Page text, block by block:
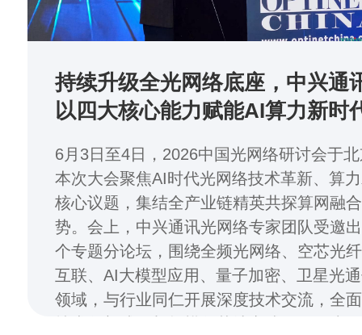
持续升级全光网络底座，中兴通
以四大核心能力赋能AI算力新时
6月3日至4日，2026中国光网络研讨会于
本次大会聚焦AI时代光网络技术革新、算
核心议题，集结全产业链精英共探算网融
势。会上，中兴通讯光网络专家团队受邀
个专题分论坛，围绕全频光网络、空芯光
互联、AI大模型应用、量子加密、卫星光
领域，与行业同仁开展深度技术交流，全